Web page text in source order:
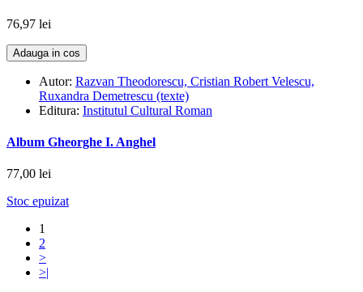
76,97 lei
Adauga in cos
Autor: Razvan Theodorescu, Cristian Robert Velescu,
Ruxandra Demetrescu (texte)
Editura: Institutul Cultural Roman
Album Gheorghe I. Anghel
77,00 lei
Stoc epuizat
1
2
>
>|